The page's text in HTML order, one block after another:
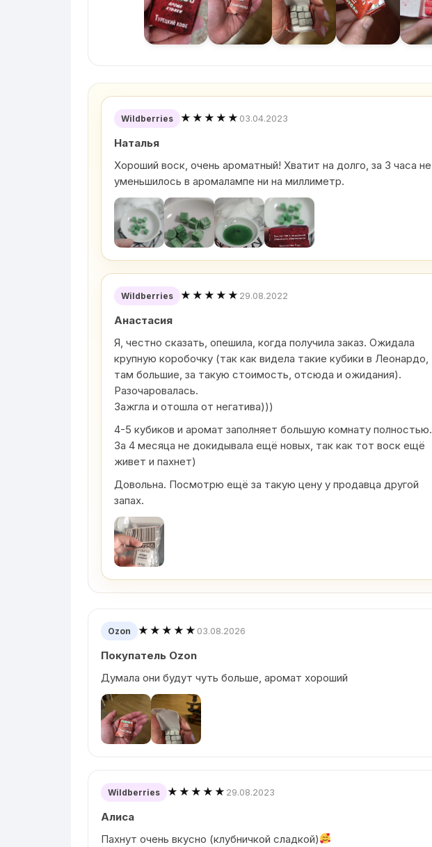
Wildberries ★★★★★ 03.04.2023
Наталья
Хороший воск, очень ароматный! Хватит на долго, за 3 часа не
уменьшилось в аромалампе ни на миллиметр.
Wildberries ★★★★★ 29.08.2022
Анастасия
Я, честно сказать, опешила, когда получила заказ. Ожидала
крупную коробочку (так как видела такие кубики в Леонардо,
там большие, за такую стоимость, отсюда и ожидания).
Разочаровалась.
Зажгла и отошла от негатива)))
4-5 кубиков и аромат заполняет большую комнату полностью.
За 4 месяца не докидывала ещё новых, так как тот воск ещё
живет и пахнет)
Довольна. Посмотрю ещё за такую цену у продавца другой
запах.
Ozon ★★★★★ 03.08.2026
Покупатель Ozon
Думала они будут чуть больше, аромат хороший
Wildberries ★★★★★ 29.08.2023
Алиса
Пахнут очень вкусно (клубничкой сладкой)